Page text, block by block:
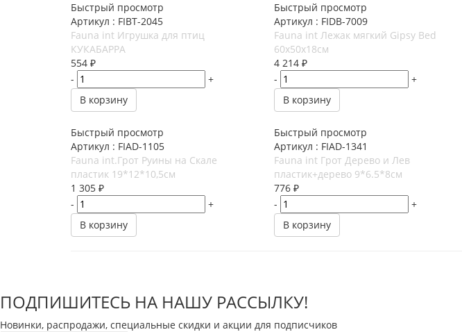
Быстрый просмотр
Артикул : FIBT-2045
Fauna int Игрушка для птиц
КУКАБАРРА
554 ₽
-
+
В корзину
Быстрый просмотр
Артикул : FIDB-7009
Fauna int Лежак мягкий Gipsy Bed
60х50х18см
4 214₽
-
+
В корзину
Быстрый просмотр
Артикул : FIAD-1105
Fauna int.Грот Руины на Скале
пластик 19*12*10,5см
1 305 ₽
-
+
В корзину
Быстрый просмотр
Артикул : FIAD-1341
Fauna int Грот Дерево и Лев
пластик+дерево 9*6.5*8см
776₽
-
+
В корзину
ПОДПИШИТЕСЬ НА НАШУ РАССЫЛКУ!
Новинки, распродажи, специальные скидки и акции для подписчиков